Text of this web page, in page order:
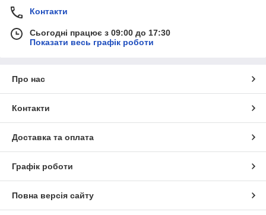
Контакти
Сьогодні працює з 09:00 до 17:30
Показати весь графік роботи
Про нас
Контакти
Доставка та оплата
Графік роботи
Повна версія сайту